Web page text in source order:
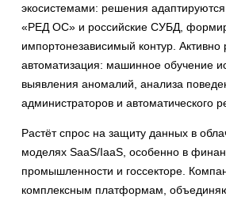
экосистемами: решения
«РЕД ОС» и российские СУБД,
импортонезависимый контур. Активно
автоматизация: машинное обучение
выявления аномалий, анализа
администраторов и автоматического
Растёт спрос на защиту данных в
моделях SaaS/IaaS, особенно в
промышленности и госсекторе.
комплексным платформам,